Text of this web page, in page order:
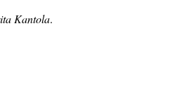
Kantola.